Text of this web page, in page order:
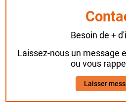
Besoin de +
Laissez-nous un message
ou vous
Laisser